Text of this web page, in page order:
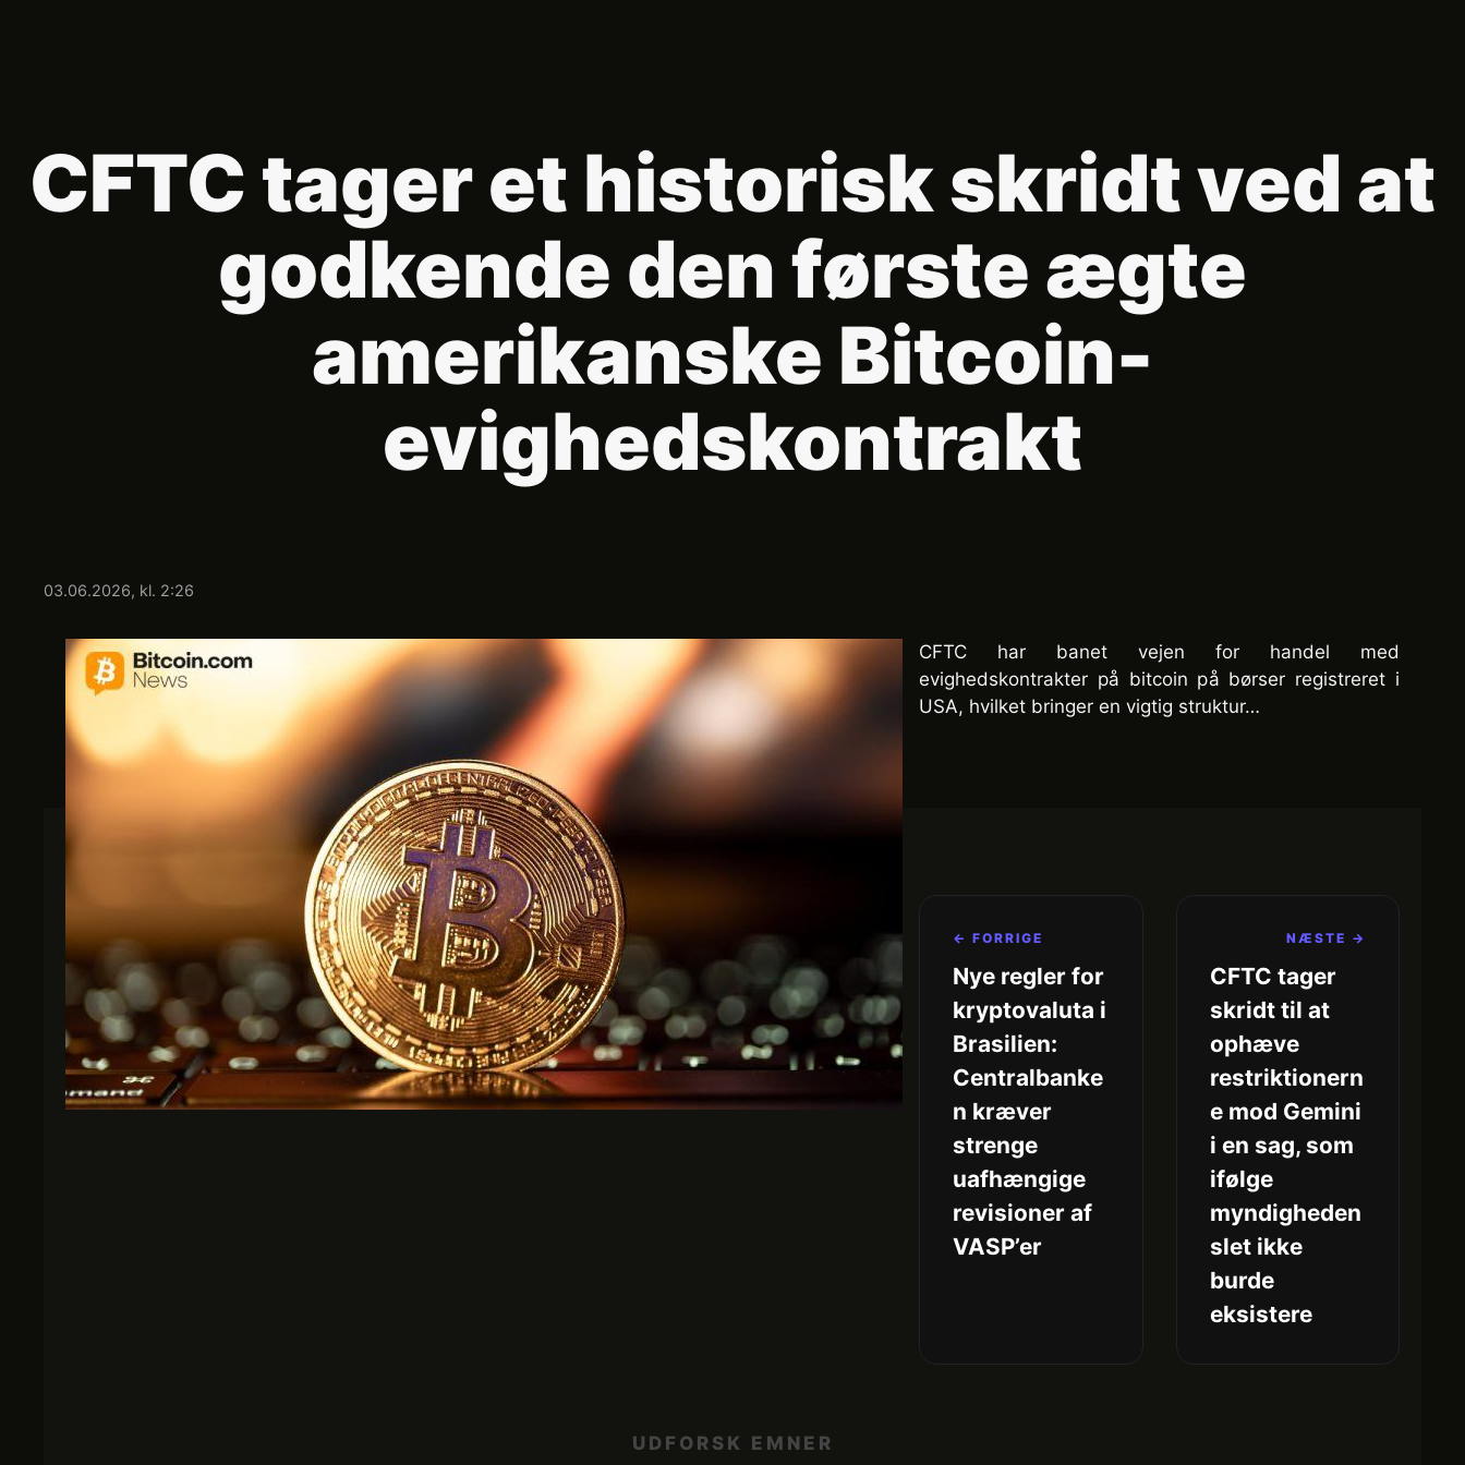
CFTC tager et historisk skridt ved at
godkende den første ægte
amerikanske Bitcoin-
evighedskontrakt
03.06.2026, kl. 2:26
CFTC har banet vejen for handel med
evighedskontrakter på bitcoin på børser registreret i
USA, hvilket bringer en vigtig struktur…
← FORRIGE
Nye regler for
kryptovaluta i
Brasilien:
Centralbanke
n kræver
strenge
uafhængige
revisioner af
VASP’er
NÆSTE →
CFTC tager
skridt til at
ophæve
restriktionern
e mod Gemini
i en sag, som
ifølge
myndigheden
slet ikke
burde
eksistere
UDFORSK EMNER